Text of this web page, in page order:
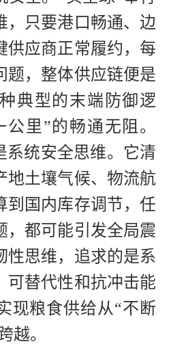
，只要港口畅通、边
供应商正常履约，每
题，整体供应链便是
典型的末端防御逻
里”的畅通无阻。
系统安全思维。它清
地土壤气候、物流航
到国内库存调节，任
，都可能引发全局震
性思维，追求的是系
可替代性和抗冲击能
现粮食供给从“不断
越。